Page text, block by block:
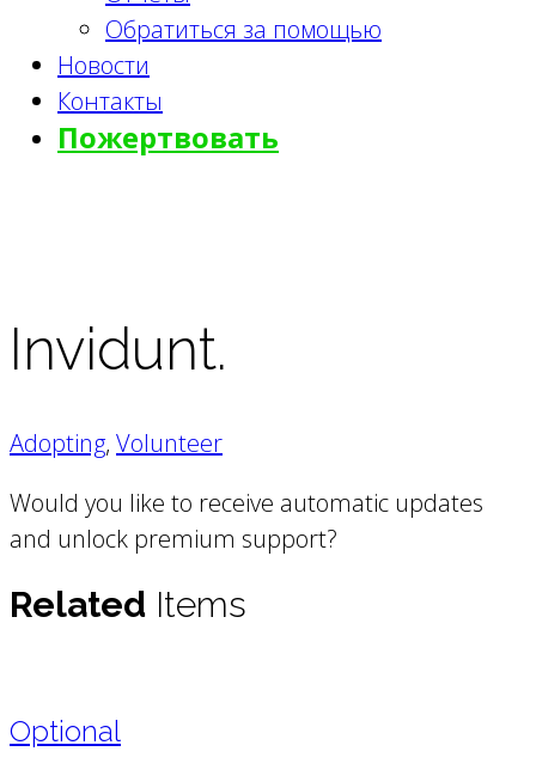
Обратиться за помощью
Новости
Контакты
Пожертвовать
Invidunt.
Adopting, Volunteer
Would you like to receive automatic updates
and unlock premium support?
Related Items
Optional